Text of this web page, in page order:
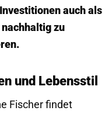
auch als
zu
und Lebensstil
Fischer findet